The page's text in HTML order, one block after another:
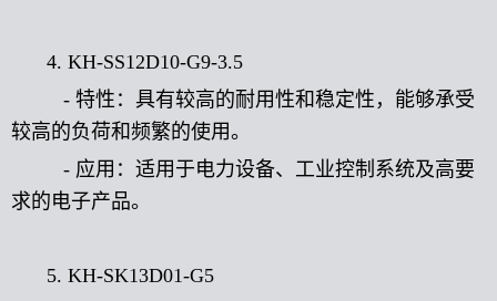
4. KH-SS12D10-G9-3.5
- 特性：具有较高的耐用性和稳定性，能够承受
较高的负荷和频繁的使用。
- 应用：适用于电力设备、工业控制系统及高要
求的电子产品。
5. KH-SK13D01-G5